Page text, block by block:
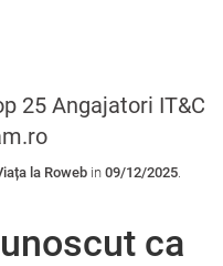
25 Angajatori IT&C
la Roweb in 09/12/2025.
ca